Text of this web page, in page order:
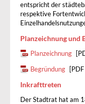
entspricht der
respektive
Planzeichnung und
Planzeichnung
Begründung
Inkrafttreten
Der Stadtrat hat am